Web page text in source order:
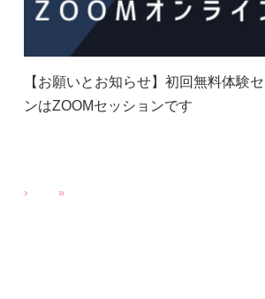
【お願いとお知らせ】初回無料体験
ンはZOOMセッションです
› »